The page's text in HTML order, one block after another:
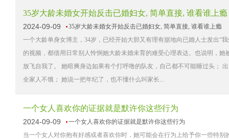
35岁大龄未婚女开始反击已婚妇女, 简单直接, 谁看谁上瘾
2024-09-09
35岁大龄未婚女开始反击已婚妇女, 简单直接, 谁看谁上瘾
一个大龄单身女博主，34岁，已经开始大胆又有理有据地向已婚人士发出“
的视频，都借用日常别人怜悯她大龄未婚未育的难受心理表达。也说明，
放飞自我了。 她暗爽身边如果有个打呼噜的队友，自己都不可能睡过头；
全家人不饿； 她说一把年纪了，也不懂什么叫家长...
一个女人喜欢你的证据就是默许你这些行为
2024-09-09
一个女人喜欢你的证据就是默许你这些行为
当一个女人对你抱有好感或者喜欢你时，她可能会在行为上给予你一些特